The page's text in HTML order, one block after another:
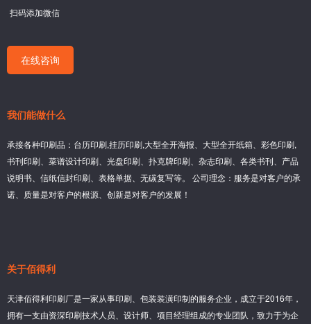
扫码添加微信
在线咨询
我们能做什么
承接各种印刷品：台历印刷,挂历印刷,大型全开海报、大型全开纸箱、彩色印刷,
书刊印刷、菜谱设计印刷、光盘印刷、扑克牌印刷、杂志印刷、各类书刊、产品
说明书、信纸信封印刷、表格单据、无碳复写等。 公司理念：服务是对客户的承
诺、质量是对客户的根源、创新是对客户的发展！
关于佰得利
天津佰得利印刷厂是一家从事印刷、包装装潢印制的服务企业，成立于2016年，
拥有一支由资深印刷技术人员、设计师、项目经理组成的专业团队，致力于为企